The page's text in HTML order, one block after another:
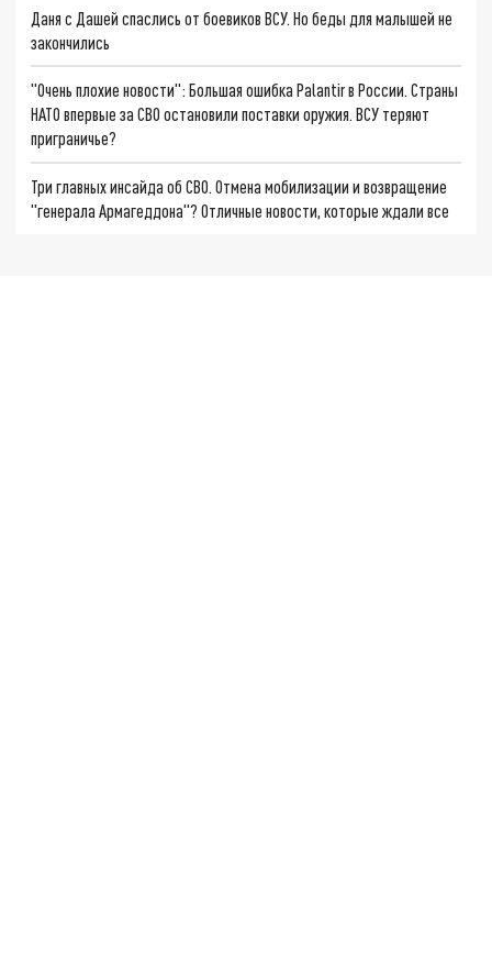
Даня с Дашей спаслись от боевиков ВСУ. Но беды для малышей не
закончились
"Очень плохие новости": Большая ошибка Palantir в России. Страны
НАТО впервые за СВО остановили поставки оружия. ВСУ теряют
приграничье?
Три главных инсайда об СВО. Отмена мобилизации и возвращение
"генерала Армагеддона"? Отличные новости, которые ждали все